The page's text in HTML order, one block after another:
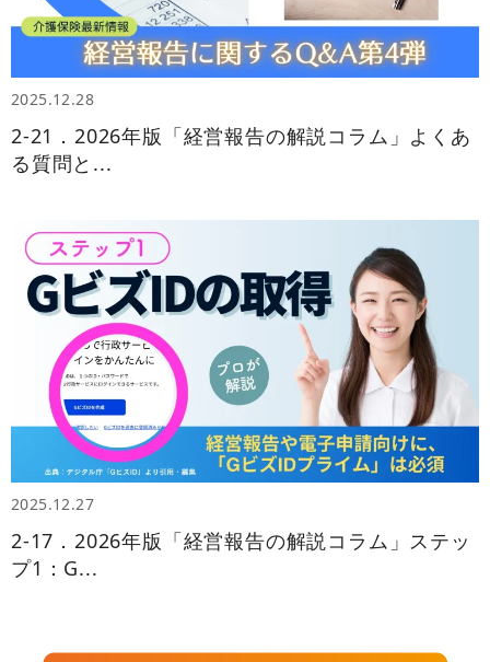
2025.12.28
2‑21．2026年版「経営報告の解説コラム」よくあ
る質問と...
2025.12.27
2‑17．2026年版「経営報告の解説コラム」ステッ
プ1：G...